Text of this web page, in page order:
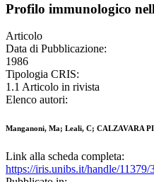
Profilo immunologico
Articolo
Data di Pubblicazione:
1986
Tipologia CRIS:
1.1 Articolo in rivista
Elenco autori:
Manganoni, Ma; Leali, C; CALZAVARA
Link alla scheda completa:
https://iris.unibs.it/handle/11379/